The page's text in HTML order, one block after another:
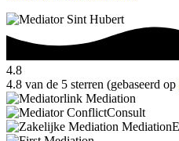
4.8
4.8 van de 5 sterren (gebaseerd op